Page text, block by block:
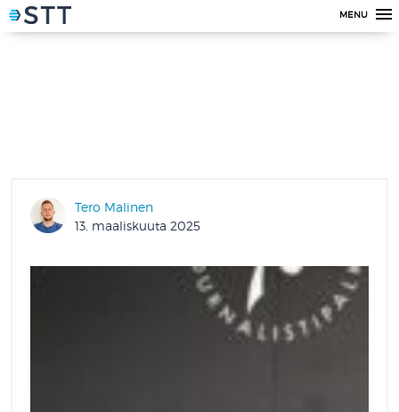
MENU
Tero Malinen
13. maaliskuuta 2025